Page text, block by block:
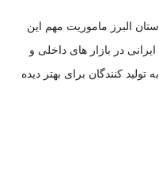
البرز ماموریت‌ مهم این
در بازار های داخلی و
کنندگان برای بهتر دیده